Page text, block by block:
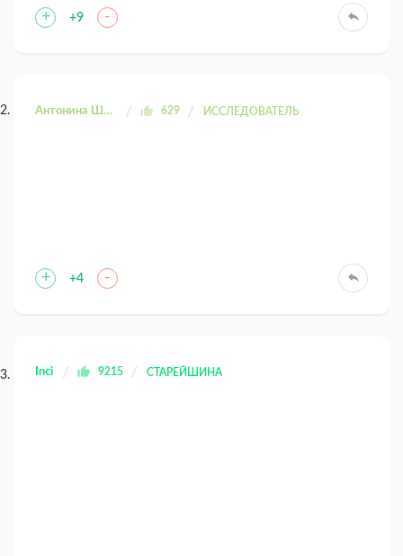
+ +9 -
Антонина Шахтаренко 629 ИССЛЕДОВАТЕЛЬ
+ +4 -
Inci 9215 СТАРЕЙШИНА